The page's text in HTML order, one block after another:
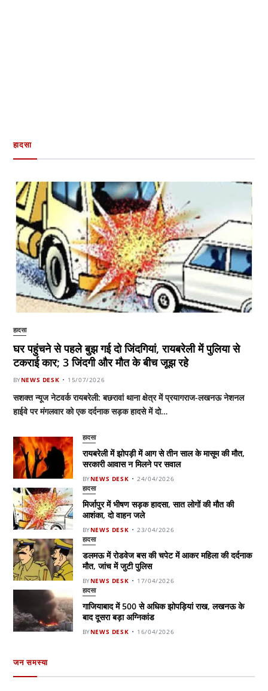
हादसा
हादसा
घर पहुंचने से पहले बुझ गई दो जिंदगियां, रायबरेली में पुलिया से
टकराई कार; 3 जिंदगी और मौत के बीच जूझ रहे
BYNEWS DESK 15/07/2026
सशक्त न्यूज नेटवर्क रायबरेली: बछरावां थाना क्षेत्र में प्रयागराज-लखनऊ नेशनल
हाईवे पर मंगलवार को एक दर्दनाक सड़क हादसे में दो…
हादसा
रायबरेली में झोपड़ी में आग से तीन साल के मासूम की मौत,
सरकारी आवास न मिलने पर सवाल
BYNEWS DESK 24/04/2026
हादसा
मिर्जापुर में भीषण सड़क हादसा, सात लोगों की मौत की
आशंका, दो वाहन जले
BYNEWS DESK 23/04/2026
हादसा
डलमऊ में रोडवेज बस की चपेट में आकर महिला की दर्दनाक
मौत, जांच में जुटी पुलिस
BYNEWS DESK 17/04/2026
हादसा
गाजियाबाद में 500 से अधिक झोपड़ियां राख, लखनऊ के
बाद दूसरा बड़ा अग्निकांड
BYNEWS DESK 16/04/2026
जन समस्या